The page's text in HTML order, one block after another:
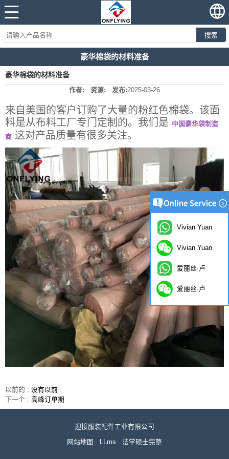
搜索
豪华棉袋的材料准备
豪华棉袋的材料准备
作者: 资源: 发布:2025-03-26
来自美国的客户订购了大量的粉红色棉袋。该面
料是从布料工厂专门定制的。我们是 中国豪华袋制造
商 这对产品质量有很多关注。
以前的 : 没有以前
下一个 : 高峰订单期
迎接服装配件工业有限公司
网站地图
LLms 法学硕士完整
Vivian Yuan
Vivian Yuan
爱丽丝·卢
爱丽丝·卢